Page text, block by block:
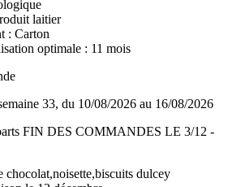
laitier
: Carton
optimale : 11 mois
33, du 10/08/2026 au 16/08/2026
chocolat,noisette,biscuits dulcey